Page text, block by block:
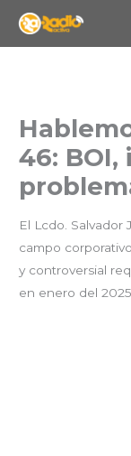
46:
El Lcdo.
campo
y controversial
en enero del 2025.